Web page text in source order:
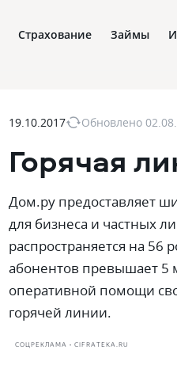
Страхование Займы
19.10.2017 Обновлено
Горячая
Дом.ру предоставляет
для бизнеса и частных
распространяется на 56
абонентов превышает 5
оперативной помощи
горячей линии.
СОЦРЕКЛАМА • CIFRATEKA.RU